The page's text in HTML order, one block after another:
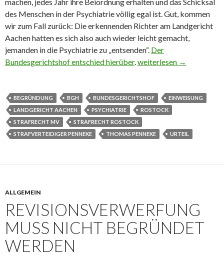
des Menschen in der Psychiatrie völlig egal ist. Gut, kommen
wir zum Fall zurück: Die erkennenden Richter am Landgericht
Aachen hatten es sich also auch wieder leicht gemacht,
jemanden in die Psychiatrie zu „entsenden“. Der
Bundesgerichtshof entschied hierüber.Einweisung Psychiatrie:
weiterlesen →
BEGRÜNDUNG BGH BUNDESGERICHTSHOF
EINWEISUNG
LANDGERICHT AACHEN
PSYCHIATRIE
ROSTOCK
STRAFRECHT MV
STRAFRECHT ROSTOCK
STRAFVERTEIDIGER PENNEKE
THOMAS PENNEKE URTEIL
ALLGEMEIN
REVISIONSVERWERFUNG
MUSS NICHT BEGRÜNDET
WERDEN